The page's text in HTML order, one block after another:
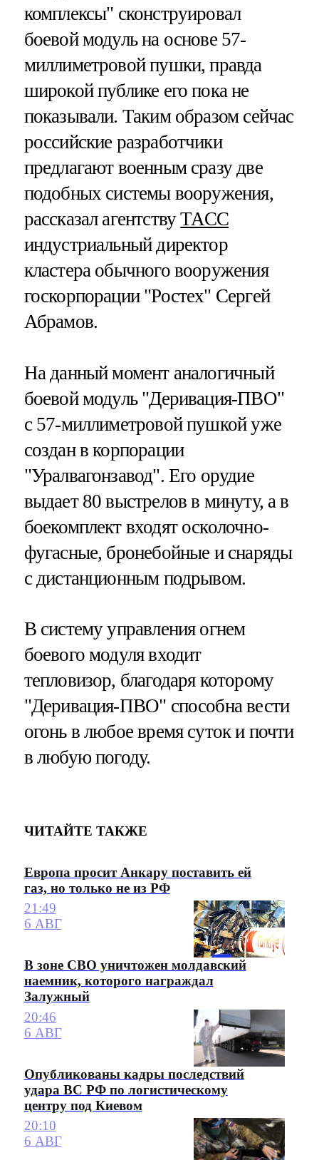
комплексы" сконструировал
боевой модуль на основе 57-
миллиметровой пушки, правда
широкой публике его пока не
показывали. Таким образом сейчас
российские разработчики
предлагают военным сразу две
подобных системы вооружения,
рассказал агентствуТАСС
индустриальный директор
кластера обычного вооружения
госкорпорации "Ростех" Сергей
Абрамов.
На данный момент аналогичный
боевой модуль "Деривация-ПВО"
с 57-миллиметровой пушкой уже
создан в корпорации
"Уралвагонзавод". Его орудие
выдает 80 выстрелов в минуту, а в
боекомплект входят осколочно-
фугасные, бронебойные и снаряды
с дистанционным подрывом.
В систему управления огнем
боевого модуля входит
тепловизор, благодаря которому
"Деривация-ПВО" способна вести
огонь в любое время суток и почти
в любую погоду.
ЧИТАЙТЕ ТАКЖЕ
Европа просит Анкару поставить ей
газ, но только не из РФ
21:49
6 АВГ
В зоне СВО уничтожен молдавский
наемник, которого награждал
Залужный
20:46
6 АВГ
Опубликованы кадры последствий
удара ВС РФ по логистическому
центру под Киевом
20:10
6 АВГ